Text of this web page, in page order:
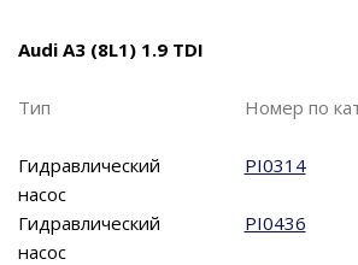
Audi A3 (8L1) 1.9 TDI
Тип
Номер по
Гидравлический
насос
PI0314
Гидравлический
насос
PI0436